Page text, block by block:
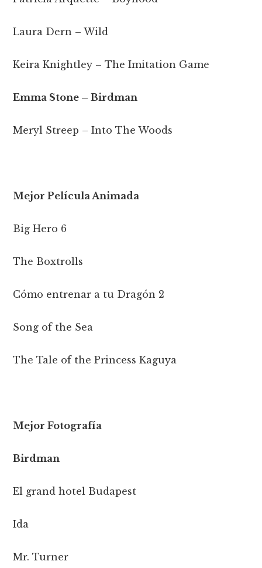
Laura Dern – Wild
Keira Knightley – The Imitation Game
Emma Stone – Birdman
Meryl Streep – Into The Woods
Mejor Película Animada
Big Hero 6
The Boxtrolls
Cómo entrenar a tu Dragón 2
Song of the Sea
The Tale of the Princess Kaguya
Mejor Fotografía
Birdman
El grand hotel Budapest
Ida
Mr. Turner